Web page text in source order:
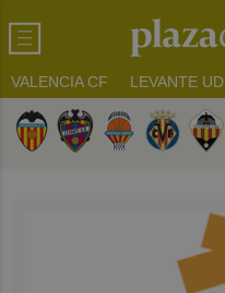
VALENCIA CF LEVANTE UD